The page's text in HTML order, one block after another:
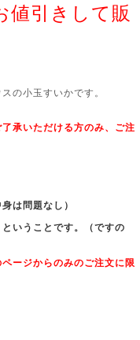
値引きして販
の小玉すいかです。
了承いただける方のみ、ご注
は問題なし）
いうことです。（ですの
ージからのみのご注文に限